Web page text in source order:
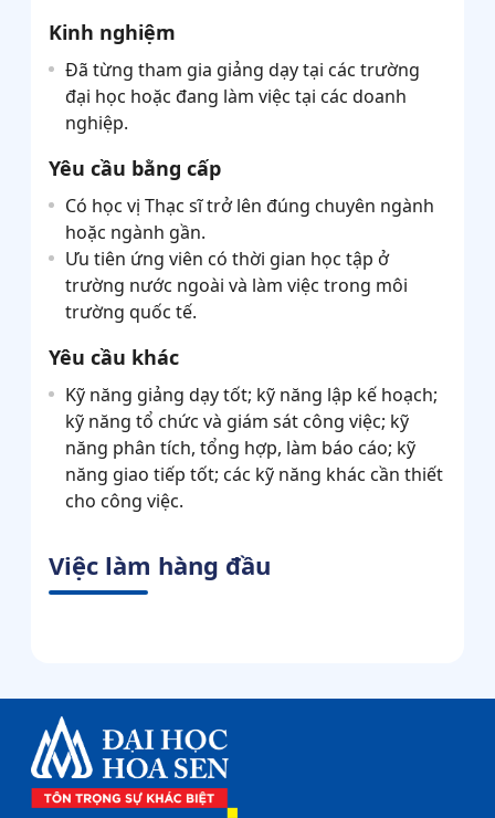
Kinh nghiệm
Đã từng tham gia giảng dạy tại các trường
đại học hoặc đang làm việc tại các doanh
nghiệp.
Yêu cầu bằng cấp
Có học vị Thạc sĩ trở lên đúng chuyên ngành
hoặc ngành gần.
Ưu tiên ứng viên có thời gian học tập ở
trường nước ngoài và làm việc trong môi
trường quốc tế.
Yêu cầu khác
Kỹ năng giảng dạy tốt; kỹ năng lập kế hoạch;
kỹ năng tổ chức và giám sát công việc; kỹ
năng phân tích, tổng hợp, làm báo cáo; kỹ
năng giao tiếp tốt; các kỹ năng khác cần thiết
cho công việc.
Việc làm hàng đầu